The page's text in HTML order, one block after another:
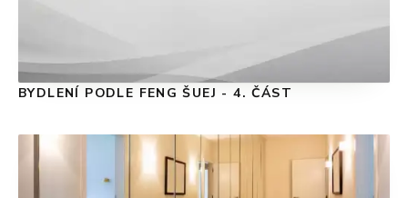
BYDLENÍ PODLE FENG ŠUEJ - 4. ČÁST